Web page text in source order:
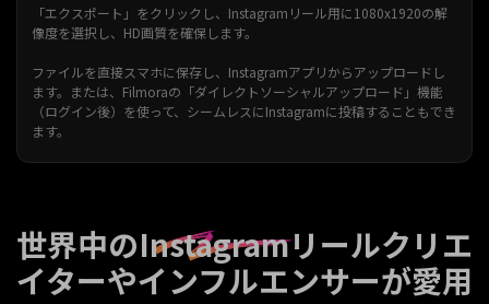
「エクスポート」をクリックし、Instagramリール用に1080x1920の解
像度を選択し、HD画質を確保します。
ファイルを直接スマホに保存し、Instagramアプリからアップロードし
ます。または、Filmoraの「ダイレクトソーシャルアップロード」機能
（ログイン後）を使って、シームレスにInstagramに投稿することもでき
ます。
世界中のInstagramリールクリエ
イターやインフルエンサーが愛用